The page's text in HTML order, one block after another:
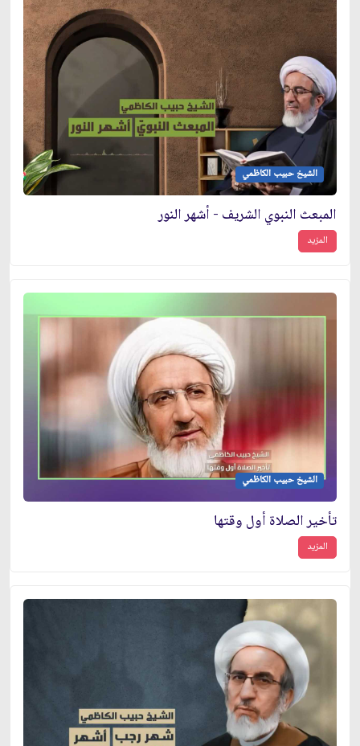
الشيخ حبيب الكاظمي
المبعث النبوي الشريف - أشهر النور
المزيد
الشيخ حبيب الكاظمي
تأخير الصلاة أول وقتها
المزيد